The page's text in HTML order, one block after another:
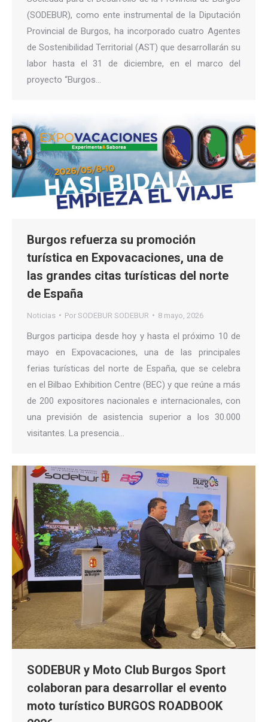
(SODEBUR), como ente instrumental de la Diputación
Provincial de Burgos, ha incorporado cuatro Agentes
de Sostenibilidad Territorial (AST) que desarrollarán su
labor hasta el 31 de diciembre, en el marco del
proyecto “Burgos…
Burgos refuerza su promoción
turística en Expovacaciones, una de
las grandes citas turísticas del norte
de España
Noticias Por SODEBUR SODEBUR 8 mayo, 2026
Burgos participa desde hoy y hasta el próximo 10 de
mayo en Expovacaciones, una de las principales
ferias turísticas del norte de España, que se celebra
en el Bilbao Exhibition Centre (BEC) y que reúne a más
de 200 expositores nacionales e internacionales, con
una previsión de asistencia superior a los 30.000
visitantes. La presencia…
SODEBUR y Moto Club Burgos Sport
colaboran para desarrollar el evento
moto turístico BURGOS ROADBOOK